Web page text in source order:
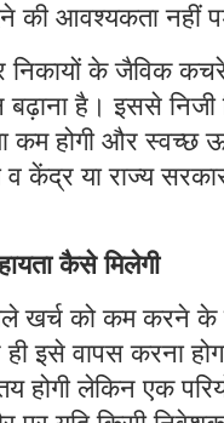
की आवश्यकता नहीं
निकायों के जैविक
है। इससे
कम होगी और स्वच्छ
व केंद्र या राज्य
कैसे मिलेगी
खर्च को कम करने के
इसे वापस करना
तय होगी लेकिन एक